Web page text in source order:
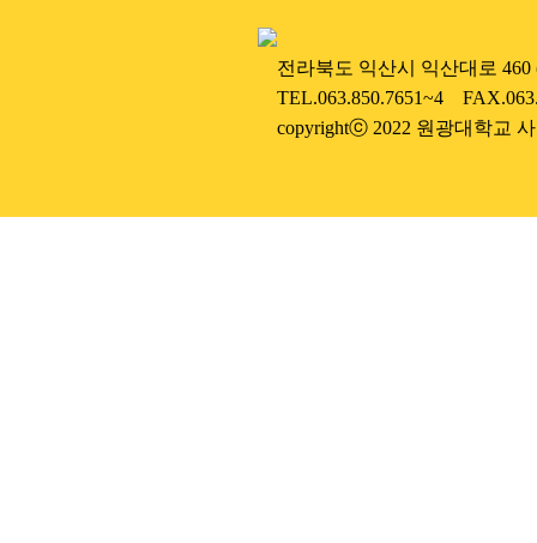
전라북도 익산시 익산대로 460
TEL.063.850.7651~4
copyrightⓒ 2022 원광대학교